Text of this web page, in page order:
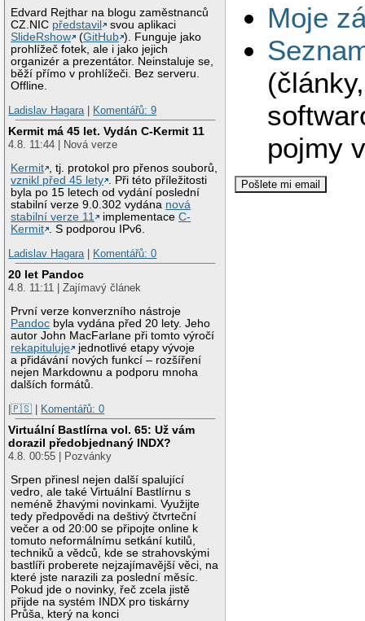
Edvard Rejthar na blogu zaměstnanců
CZ.NIC představil
svou aplikaci
SlideRshow
(GitHub ). Funguje jako
prohlížeč fotek, ale i jako jejich
organizér a prezentátor. Neinstaluje se,
běží přímo v prohlížeči. Bez serveru.
Offline.
Ladislav Hagara | Komentářů: 9
Kermit má 45 let. Vydán C-Kermit 11
4.8. 11:44 | Nová verze
Kermit , tj. protokol pro přenos souborů,
vznikl před 45 lety . Při této příležitosti
byla po 15 letech od vydání poslední
stabilní verze 9.0.302 vydána nová
stabilní verze 11
implementaceC-
Kermit . S podporou IPv6.
Ladislav Hagara | Komentářů: 0
20 let Pandoc
4.8. 11:11 | Zajímavý článek
První verze konverzního nástroje
Pandoc byla vydána před 20 lety. Jeho
autor John MacFarlane při tomto výročí
rekapituluje
jednotlivé etapy vývoje
a přidávání nových funkcí – rozšíření
nejen Markdownu a podporu mnoha
dalších formátů.
|🇵🇸 | Komentářů: 0
Virtuální Bastlírna vol. 65: Už vám
dorazil předobjednaný INDX?
4.8. 00:55 | Pozvánky
Srpen přinesl nejen další spalující
vedro, ale také Virtuální Bastlírnu s
neméně žhavými novinkami. Využijte
tedy předpovědi na deštivý čtvrteční
večer a od 20:00 se připojte online k
tomuto neformálnímu setkání kutilů,
techniků a vědců, kde se strahovskými
bastlíři proberete nejzajímavější věci, na
které jste narazili za poslední měsíc.
Pokud jde o novinky, řeč zcela jistě
přijde na systém INDX pro tiskárny
Průša, který na konci
Moje
pojmy